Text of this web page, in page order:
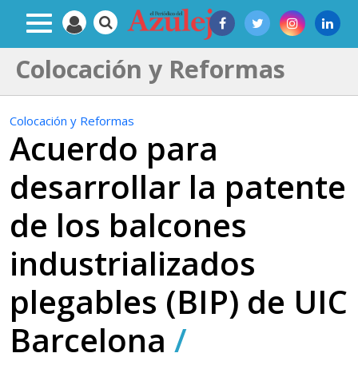
Colocación y Reformas
Colocación y Reformas
Acuerdo para
desarrollar la patente
de los balcones
industrializados
plegables (BIP) de UIC
Barcelona /